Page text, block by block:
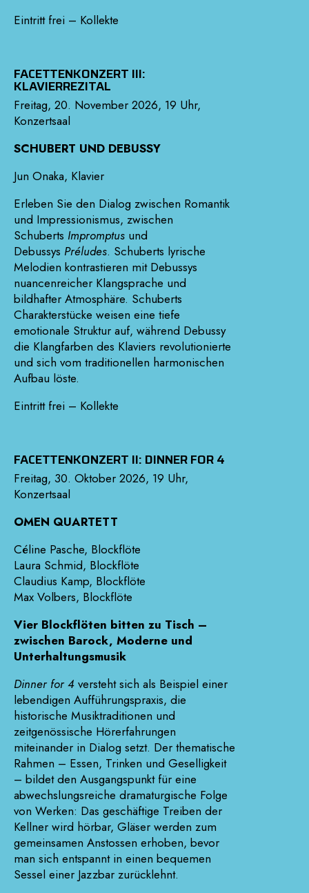
Eintritt frei – Kollekte
FACETTENKONZERT III:
KLAVIERREZITAL
Freitag, 20. November 2026, 19 Uhr,
Konzertsaal
SCHUBERT UND DEBUSSY
Jun Onaka, Klavier
Erleben Sie den Dialog zwischen Romantik
und Impressionismus, zwischen
Schuberts Impromptus und
Debussys Préludes. Schuberts lyrische
Melodien kontrastieren mit Debussys
nuancenreicher Klangsprache und
bildhafter Atmosphäre. Schuberts
Charakterstücke weisen eine tiefe
emotionale Struktur auf, während Debussy
die Klangfarben des Klaviers revolutionierte
und sich vom traditionellen harmonischen
Aufbau löste.
Eintritt frei – Kollekte
FACETTENKONZERT II: DINNER FOR 4
Freitag, 30. Oktober 2026, 19 Uhr,
Konzertsaal
OMEN QUARTETT
Céline Pasche, Blockflöte
Laura Schmid, Blockflöte
Claudius Kamp, Blockflöte
Max Volbers, Blockflöte
Vier Blockflöten bitten zu Tisch –
zwischen Barock, Moderne und
Unterhaltungsmusik
Dinner for 4 versteht sich als Beispiel einer
lebendigen Aufführungspraxis, die
historische Musiktraditionen und
zeitgenössische Hörerfahrungen
miteinander in Dialog setzt. Der thematische
Rahmen – Essen, Trinken und Geselligkeit
– bildet den Ausgangspunkt für eine
abwechslungsreiche dramaturgische Folge
von Werken: Das geschäftige Treiben der
Kellner wird hörbar, Gläser werden zum
gemeinsamen Anstossen erhoben, bevor
man sich entspannt in einen bequemen
Sessel einer Jazzbar zurücklehnt.